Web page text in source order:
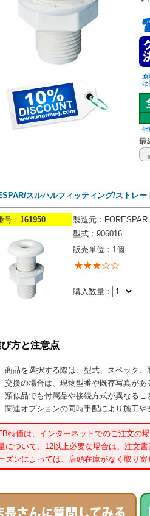
最
スルハルフィッティング/ストレー
号： 161950
製造元：FORESPAR
型式：906016
販売単位：1個
購入数量：
方と注意点
商品を選択する際は、型式、スペック
交換の場合は、現物型番や既存写真が
類似品でも付属品や接続方式が異なるこ
関連オプションの同時手配により施工
特価は、インターネットでのご注文の
について、12以上必要な場合は、注文
ズンによっては、店頭在庫がなく取り